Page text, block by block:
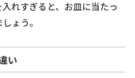
れすぎると、お皿に当たっ
ょう。
い